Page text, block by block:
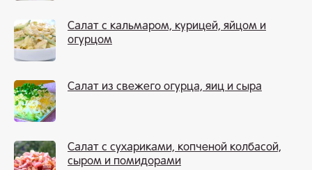
Салат с кальмаром, курицей, яйцом и
огурцом
Салат из свежего огурца, яиц и сыра
Салат с сухариками, копченой колбасой,
сыром и помидорами